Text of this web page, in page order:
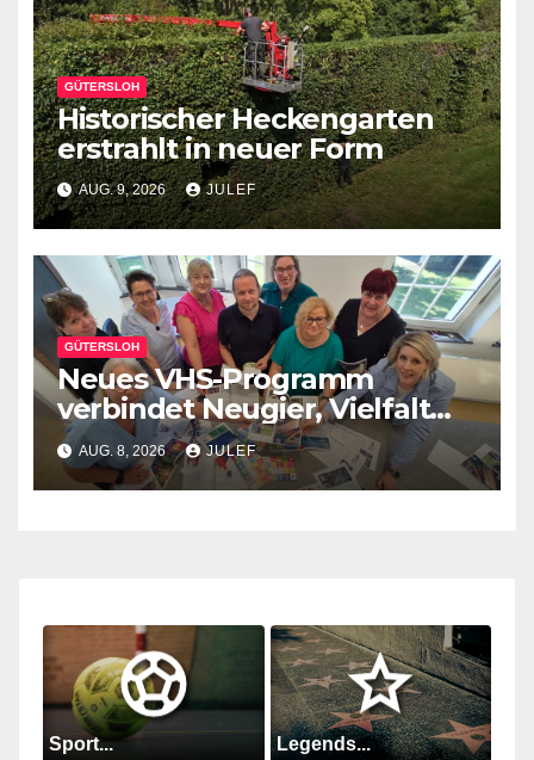
GÜTERSLOH
Historischer Heckengarten
erstrahlt in neuer Form
AUG. 9, 2026 JULEF
GÜTERSLOH
Neues VHS-Programm
verbindet Neugier, Vielfalt
und Gemeinschaft
AUG. 8, 2026 JULEF
Sport... Legends...